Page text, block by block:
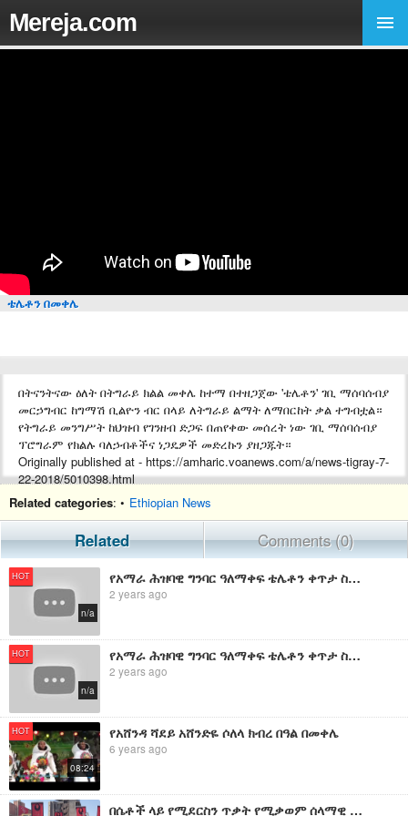
Mereja.com
ቴሌቶን በመቀሌ
በትናንትናው ዕለት በትግራይ ክልል መቀሌ ከተማ በተዘጋጀው 'ቴሌቶን' ገቢ ማሰባሰብያ
መርኃግብር ከግማሽ ቢልዮን ብር በላይ ለትግራይ ልማት ለማበርከት ቃል ተግብቷል።
የትግራይ መንግሥት ከህዝብ የገንዘብ ድጋፍ በጠየቀው መሰረት ነው ገቢ ማሰባሰብያ
ፕሮግራም የክልሉ ባለኃብቶችና ነጋዴዎች መድረኩን ያዘጋጁት።
Originally published at - https://amharic.voanews.com/a/news-tigray-7-
22-2018/5010398.html
Related categories: • Ethiopian News
Related Comments (0)
HOT
n/a
የአማራ ሕዝባዊ ግንባር ዓለማቀፍ ቴሌቶን ቀጥታ ስርጭት
2 years ago
HOT
n/a
የአማራ ሕዝባዊ ግንባር ዓለማቀፍ ቴሌቶን ቀጥታ ስርጭት
2 years ago
HOT
08:24
የአሸንዳ ሻደይ አሸንድዬ ሶለላ ክብረ በዓል በመቀሌ
6 years ago
በሴቶች ላይ የሚደርስን ጥቃት የሚቃወም ሰላማዊ ሰልፍ በመቀሌ